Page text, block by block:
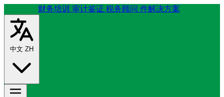
财务培训 审计鉴证 税务顾问 件解决方案
中文 ZH